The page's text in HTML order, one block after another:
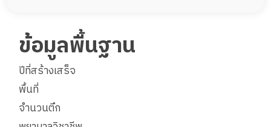
ข้อมูลพื้นฐาน
ปีที่สร้างเสร็จ
พื้นที่
จำนวนตึก